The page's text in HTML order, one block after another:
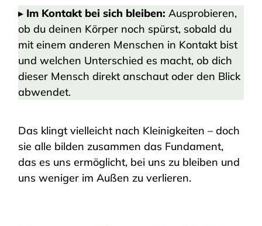
▸ Im Kontakt bei sich bleiben: Ausprobieren,
ob du deinen Körper noch spürst, sobald du
mit einem anderen Menschen in Kontakt bist
und welchen Unterschied es macht, ob dich
dieser Mensch direkt anschaut oder den Blick
abwendet.
Das klingt vielleicht nach Kleinigkeiten – doch
sie alle bilden zusammen das Fundament,
das es uns ermöglicht, bei uns zu bleiben und
uns weniger im Außen zu verlieren.